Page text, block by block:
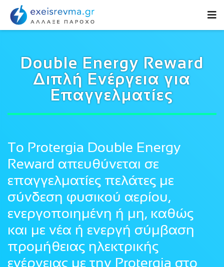
Double Energy Reward
Διπλή Ενέργεια για
Επαγγελματίες
Το Protergia Double Energy
Reward απευθύνεται σε
επαγγελματίες πελάτες με
σύνδεση φυσικού αερίου,
ενεργοποιημένη ή μη, καθώς
και με νέα ή ενεργή σύμβαση
προμήθειας ηλεκτρικής
ενέργειας με την Protergia στο